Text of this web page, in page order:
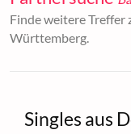
Finde weitere Treffer
Württemberg.
Singles aus